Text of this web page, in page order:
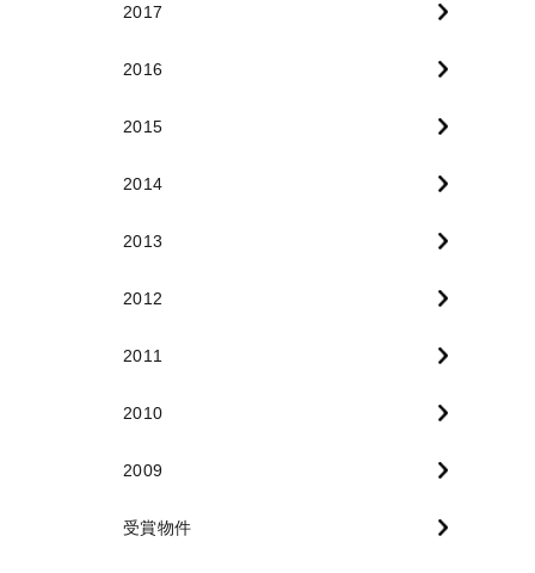
2017
2016
2015
2014
2013
2012
2011
2010
2009
受賞物件